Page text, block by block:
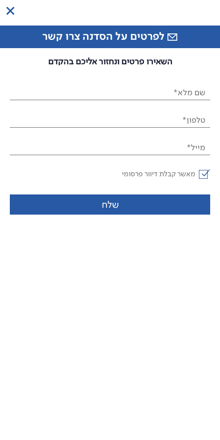
לפרטים על הסדנה צרו קשר
השאירו פרטים ונחזור אליכם בהקדם
שם מלא*
טלפון*
מייל*
מאשר קבלת דיוור פרסומי
שלח